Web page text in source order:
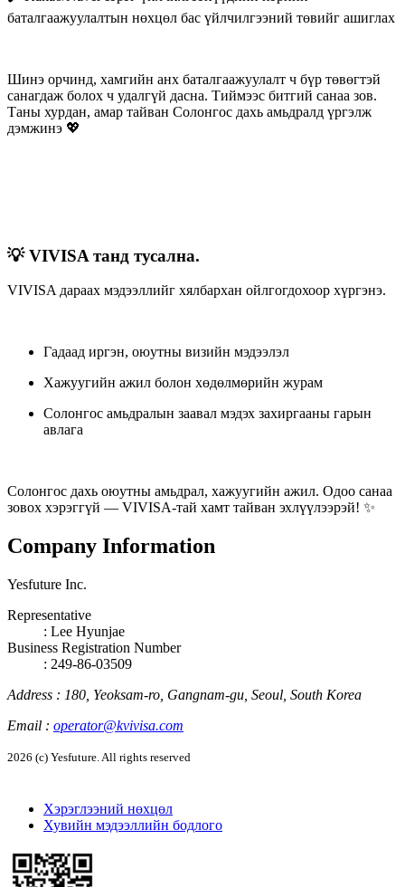
баталгаажуулалтын нөхцөл бас үйлчилгээний төвийг ашиглах
Шинэ орчинд, хамгийн анх баталгаажуулалт ч бүр төвөгтэй
санагдаж болох ч удалгүй дасна. Тиймээс битгий санаа зов.
Таны хурдан, амар тайван Солонгос дахь амьдралд үргэлж
дэмжинэ 💖
💡 VIVISA танд тусална.
VIVISA дараах мэдээллийг хялбархан ойлгогдохоор хүргэнэ.
Гадаад иргэн, оюутны визийн мэдээлэл
Хажуугийн ажил болон хөдөлмөрийн журам
Солонгос амьдралын заавал мэдэх захиргааны гарын
авлага
Солонгос дахь оюутны амьдрал, хажуугийн ажил. Одоо санаа
зовох хэрэггүй — VIVISA-тай хамт тайван эхлүүлээрэй! ✨
Company Information
Yesfuture Inc.
Representative
: Lee Hyunjae
Business Registration Number
: 249-86-03509
Address : 180, Yeoksam-ro, Gangnam-gu, Seoul, South Korea
Email : operator@kvivisa.com
2026 (c) Yesfuture. All rights reserved
Хэрэглээний нөхцөл
Хувийн мэдээллийн бодлого